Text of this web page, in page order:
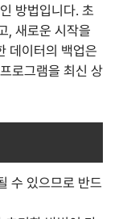
방법입니다. 초
, 새로운 시작을
데이터의 백업은
로그램을 최신 상
수 있으므로 반드